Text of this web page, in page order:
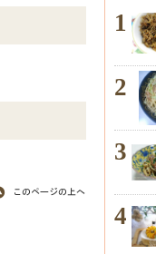
1
2
3
4